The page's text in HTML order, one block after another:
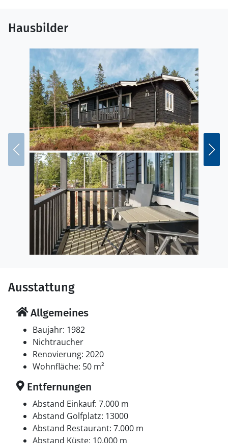
Hausbilder
Ausstattung
Allgemeines
Baujahr: 1982
Nichtraucher
Renovierung: 2020
Wohnfläche: 50 m²
Entfernungen
Abstand Einkauf: 7.000 m
Abstand Golfplatz: 13000
Abstand Restaurant: 7.000 m
Abstand Küste: 10.000 m